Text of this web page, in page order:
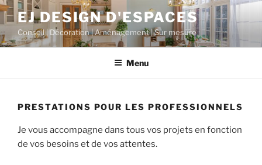
Aller
au
contenu
principal
EJ DESIGN D'ESPACES
Conseil | Décoration | Aménagement | Sur mesure
Menu
PRESTATIONS POUR LES PROFESSIONNELS
Je vous accompagne dans tous vos projets en fonction
de vos besoins et de vos attentes.